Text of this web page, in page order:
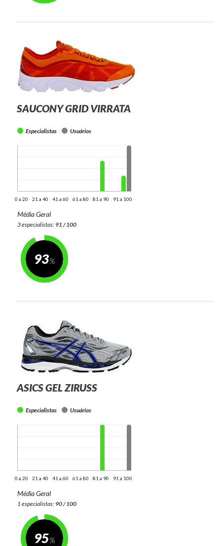
SAUCONY GRID VIRRATA
Especialistas Usuários
0 a 20 21 a 40 41 a 60 61 a 80 81 a 90 91 a 100
Média Geral
3 especialistas: 91 / 100
93
ASICS GEL ZIRUSS
Especialistas Usuários
0 a 20 21 a 40 41 a 60 61 a 80 81 a 90 91 a 100
Média Geral
1 especialistas: 90 / 100
95